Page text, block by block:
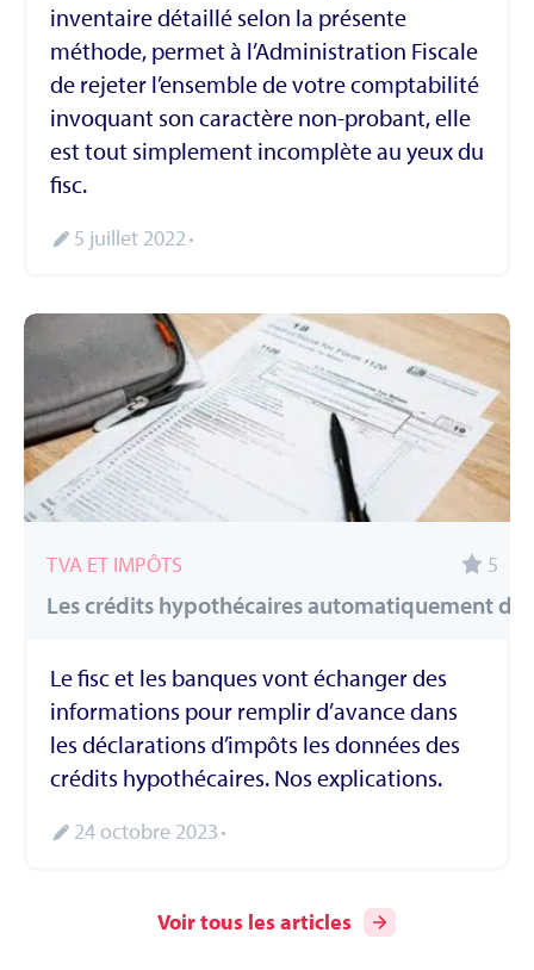
inventaire détaillé selon la présente
méthode, permet à l’Administration Fiscale
de rejeter l’ensemble de votre comptabilité
invoquant son caractère non-probant, elle
est tout simplement incomplète au yeux du
fisc.
5 juillet 2022
TVA ET IMPÔTS 5
Les crédits hypothécaires automatiquement
Le fisc et les banques vont échanger des
informations pour remplir d’avance dans
les déclarations d’impôts les données des
crédits hypothécaires. Nos explications.
24 octobre 2023
Voir tous les articles